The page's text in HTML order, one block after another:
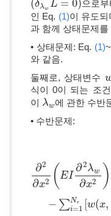
(δλw L = 0)
(δλw L= 0)
으로
인 Eq. (1)이 유도
과 함께 상태문제를
• 상태문제: Eq. (1)~
와 같음.
둘째로, 상태변수 w
식이 0이 되는 조건
이 λw
λw에 관한 수반
• 수반문제:
∂2
∂x2 (EI
∂2λw
∂x2 )
∂2∂x2 ( EI∂2 λw∂x2) +
− ∑Nr
i=1 w(x,
−∑i= 1Nr w(x,t)−